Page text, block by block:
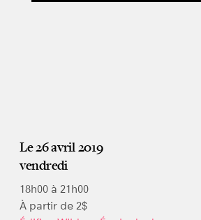
Le 26 avril 2019
vendredi
18h00 à 21h00
À partir de 2$